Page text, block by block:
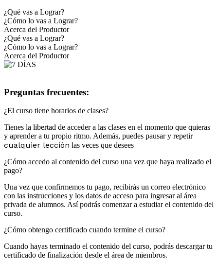
¿Qué vas a Lograr?
¿Cómo lo vas a Lograr?
Acerca del Productor
¿Qué vas a Lograr?
¿Cómo lo vas a Lograr?
Acerca del Productor
Preguntas frecuentes:
¿El curso tiene horarios de clases?
Tienes la libertad de acceder a las clases en el momento que quieras
y aprender a tu propio ritmo. Además, puedes pausar y repetir
cualquier lección las veces que desees
¿Cómo accedo al contenido del curso una vez que haya realizado el
pago?
Una vez que confirmemos tu pago, recibirás un correo electrónico
con las instrucciones y los datos de acceso para ingresar al área
privada de alumnos. Así podrás comenzar a estudiar el contenido del
curso.
¿Cómo obtengo certificado cuando termine el curso?
Cuando hayas terminado el contenido del curso, podrás descargar tu
certificado de finalización desde el área de miembros.